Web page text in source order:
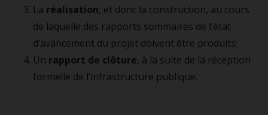
La réalisation, et donc la construction, au cours
de laquelle des rapports sommaires de l’état
d’avancement du projet doivent être produits;
Un rapport de clôture, à la suite de la réception
formelle de l’infrastructure publique.